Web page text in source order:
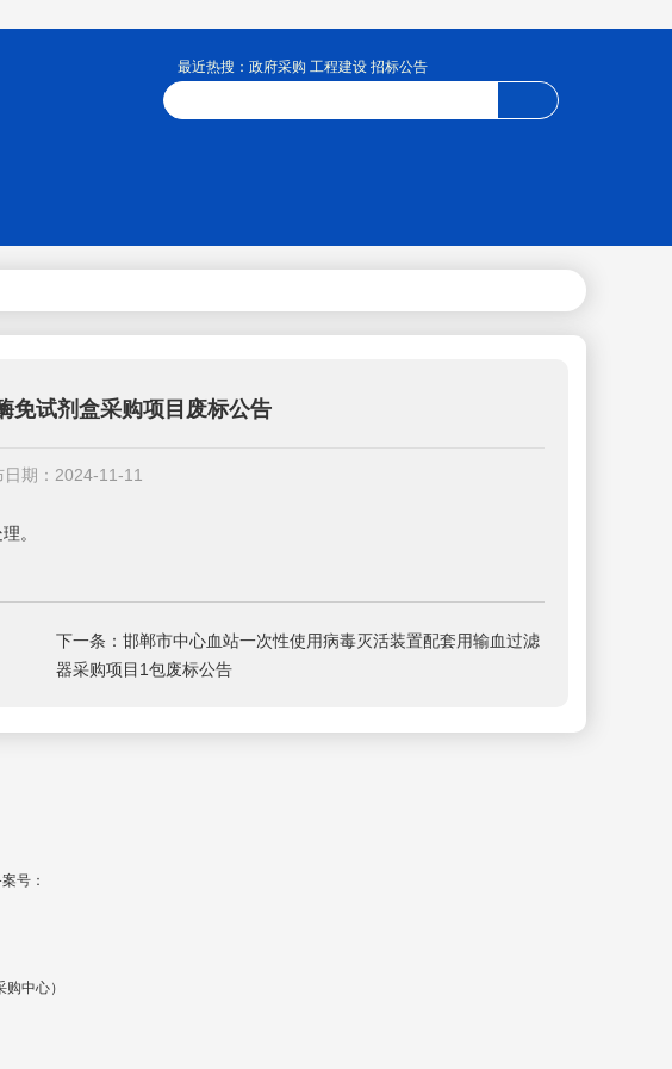
最近热搜：政府采购 工程建设 招标公告
免试剂盒采购项目废标公告
日期：2024-11-11
。
下一条：邯郸市中心血站一次性使用病毒灭活装置配套用输血过滤
器采购项目1包废标公告
号：
中心）